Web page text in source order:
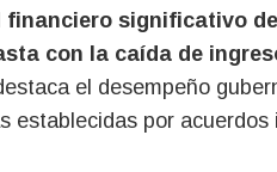
significativo
con la caída de
el desempeño
establecidas por